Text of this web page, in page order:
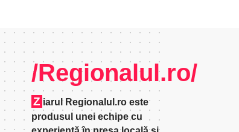
/Regionalul.ro/
Z iarul Regionalul.ro este
produsul unei echipe cu